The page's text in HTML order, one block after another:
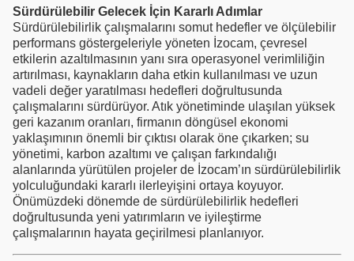
Sürdürülebilir Gelecek İçin Kararlı Adımlar
Sürdürülebilirlik çalışmalarını somut hedefler ve ölçülebilir
performans göstergeleriyle yöneten İzocam, çevresel
etkilerin azaltılmasının yanı sıra operasyonel verimliliğin
artırılması, kaynakların daha etkin kullanılması ve uzun
vadeli değer yaratılması hedefleri doğrultusunda
çalışmalarını sürdürüyor. Atık yönetiminde ulaşılan yüksek
geri kazanım oranları, firmanın döngüsel ekonomi
yaklaşımının önemli bir çıktısı olarak öne çıkarken; su
yönetimi, karbon azaltımı ve çalışan farkındalığı
alanlarında yürütülen projeler de İzocam’ın sürdürülebilirlik
yolculuğundaki kararlı ilerleyişini ortaya koyuyor.
Önümüzdeki dönemde de sürdürülebilirlik hedefleri
doğrultusunda yeni yatırımların ve iyileştirme
çalışmalarının hayata geçirilmesi planlanıyor.